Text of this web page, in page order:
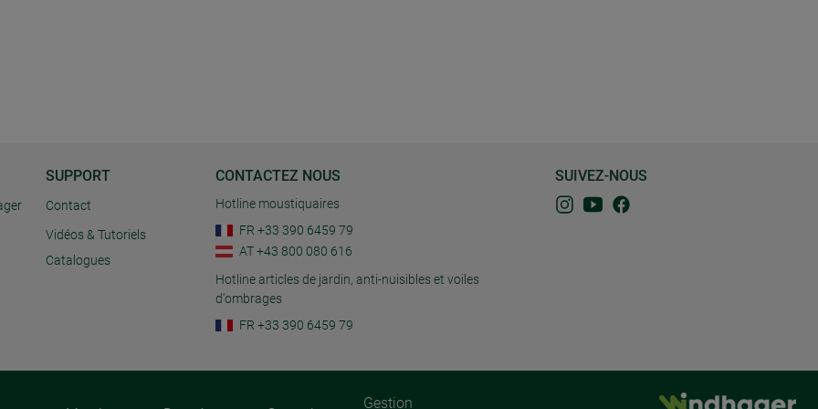
SUPPORT
Contact
Vidéos & Tutoriels
Catalogues
CONTACTEZ NOUS
Hotline moustiquaires
FR +33 390 6459 79
AT +43 800 080 616
Hotline articles de jardin, anti-nuisibles et voiles
d'ombrages
FR +33 390 6459 79
SUIVEZ-NOUS
Gestion